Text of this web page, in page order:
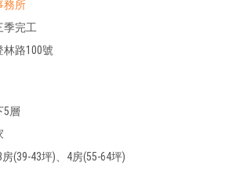
務所
季完工
路100號
5層
(39-43坪)、4房(55-64坪)